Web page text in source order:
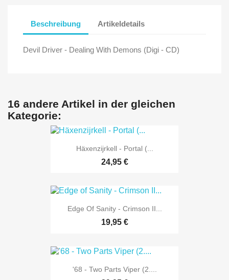
Beschreibung Artikeldetails
Devil Driver - Dealing With Demons (Digi - CD)
16 andere Artikel in der gleichen
Kategorie:
Häxenzijrkell - Portal (...
24,95 €
Edge Of Sanity - Crimson II...
19,95 €
'68 - Two Parts Viper (2....